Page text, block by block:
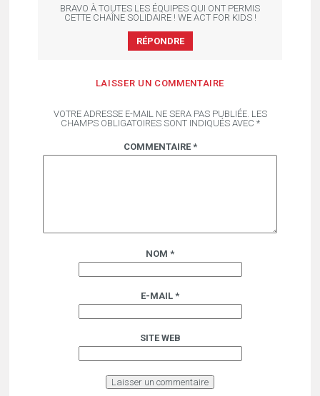
BRAVO À TOUTES LES ÉQUIPES QUI ONT PERMIS
CETTE CHAÎNE SOLIDAIRE ! WE ACT FOR KIDS !
RÉPONDRE
LAISSER UN COMMENTAIRE
VOTRE ADRESSE E-MAIL NE SERA PAS PUBLIÉE. LES
CHAMPS OBLIGATOIRES SONT INDIQUÉS AVEC *
COMMENTAIRE *
NOM *
E-MAIL *
SITE WEB